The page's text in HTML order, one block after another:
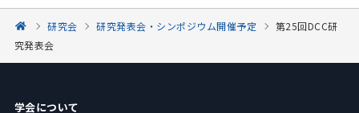
研究会 研究発表会・シンポジウム開催予定
第25回DCC研
究発表会
学会について